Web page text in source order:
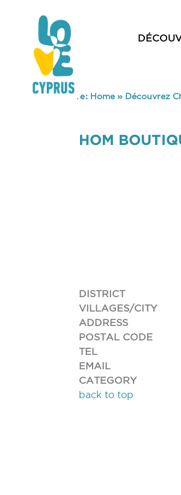
You are here: Home» Découvrez
HOM
DISTRICT
VILLAGES/CITY
ADDRESS
POSTAL CODE
TEL
EMAIL
CATEGORY
back to top